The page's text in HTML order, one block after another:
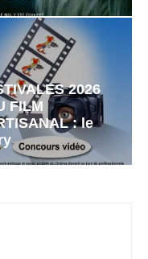
2026
FILM
: le